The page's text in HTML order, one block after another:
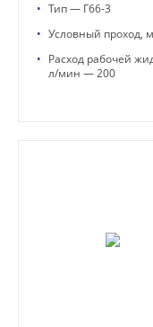
• Тип — Г66-3
• Условный проход,
• Расход рабочей
л/мин — 200